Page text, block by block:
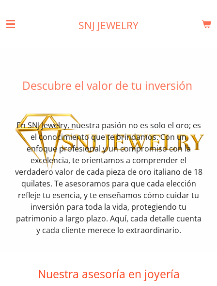
al
SNJ JEWELRY
Descubre el valor de tu inversión
En SNJ Jewelry, nuestra pasión no es solo el oro; es
el conocimiento que te brindamos. Con un
enfoque profesional y un compromiso con la
excelencia, te orientamos a comprender el
verdadero valor de cada pieza de oro italiano de 18
quilates. Te asesoramos para que cada elección
refleje tu esencia, y te enseñamos cómo cuidar tu
inversión para toda la vida, protegiendo tu
patrimonio a largo plazo. Aquí, cada detalle cuenta
y cada cliente merece lo extraordinario.
Nuestra asesoría en joyería